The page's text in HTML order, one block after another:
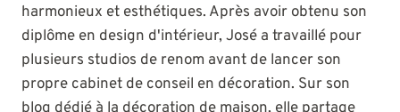
harmonieux et esthétiques. Après avoir obtenu son
diplôme en design d'intérieur, José a travaillé pour
plusieurs studios de renom avant de lancer son
propre cabinet de conseil en décoration. Sur son